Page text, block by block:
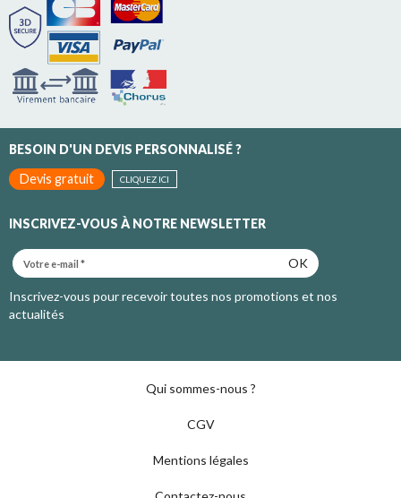
BESOIN D'UN DEVIS PERSONNALISÉ ?
Devis gratuit
CLIQUEZ ICI
INSCRIVEZ-VOUS À NOTRE NEWSLETTER
OK
Inscrivez-vous pour recevoir toutes nos promotions et nos
actualités
Qui sommes-nous ?
CGV
Mentions légales